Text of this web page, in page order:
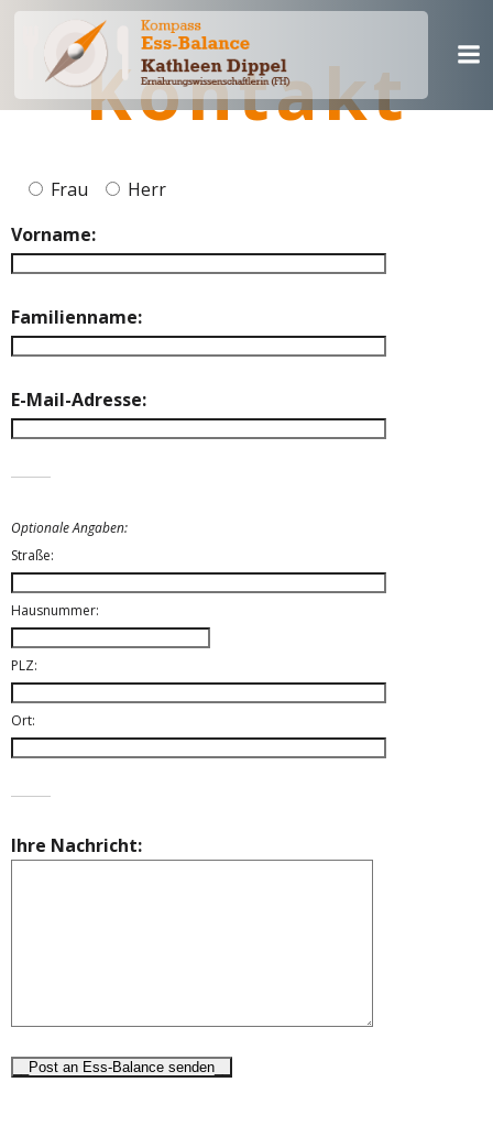
Zum
Inhalt
springen
Kontakt
Frau
Herr
Vorname:
Familienname:
E-Mail-Adresse:
Optionale Angaben:
Straße:
Hausnummer:
PLZ:
Ort:
Ihre Nachricht: